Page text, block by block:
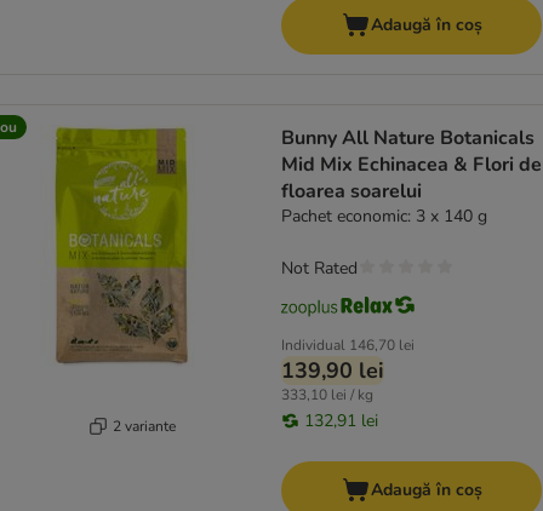
Adaugă în coș
2 variante
Bunny All Nature Botanicals
Mid Mix Echinacea & Flori de
floarea soarelui
Pachet economic: 3 x 140 g
Individual 146,70 lei
139,90 lei
333,10 lei / kg
132,91 lei
Not Rated
Adaugă în coș